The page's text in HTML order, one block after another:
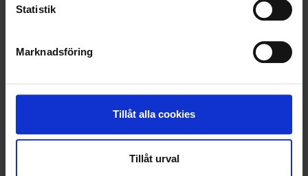
Statistik
Marknadsföring
Tillåt alla cookies
Tillåt urval